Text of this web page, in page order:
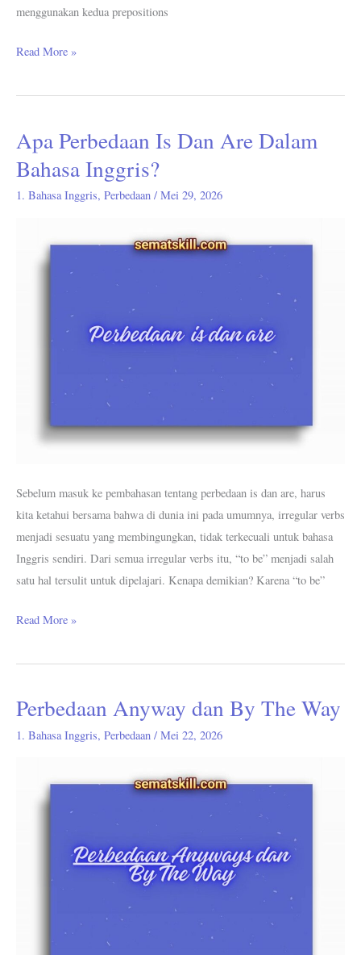
menggunakan kedua prepositions
Read More »
Apa Perbedaan Is Dan Are Dalam
Bahasa Inggris?
1. Bahasa Inggris, Perbedaan / Mei 29, 2026
Sebelum masuk ke pembahasan tentang perbedaan is dan are, harus
kita ketahui bersama bahwa di dunia ini pada umumnya, irregular verbs
menjadi sesuatu yang membingungkan, tidak terkecuali untuk bahasa
Inggris sendiri. Dari semua irregular verbs itu, “to be” menjadi salah
satu hal tersulit untuk dipelajari. Kenapa demikian? Karena “to be”
Apa
Perbedaan
Is
Dan
Bahasa
Read More »
Perbedaan Anyway dan By The Way
1. Bahasa Inggris, Perbedaan / Mei 22, 2026
Perbedaan